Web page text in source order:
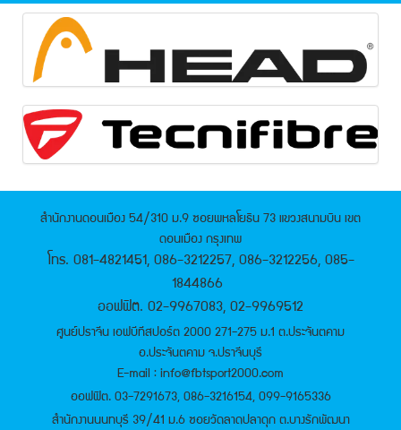
สำนักงานดอนเมือง 54/310 ม.9 ซอยพหลโยธิน 73 แขวงสนามบิน เขต
ดอนเมือง กรุงเทพ
โทร. 081-4821451, 086-3212257, 086-3212256, 085-
1844866
ออฟฟิต. 02-9967083, 02-9969512
ศูนย์ปราจีน เอฟบีทีสปอร์ต 2000 271-275 ม.1 ต.ประจันตคาม
อ.ประจันตคาม จ.ปราจีนบุรี
E-mail : info@fbtsport2000.com
ออฟฟิต. 03-7291673, 086-3216154, 099-9165336
สำนักงานนนทบุรี 39/41 ม.6 ซอยวัดลาดปลาดุก ต.บางรักพัฒนา